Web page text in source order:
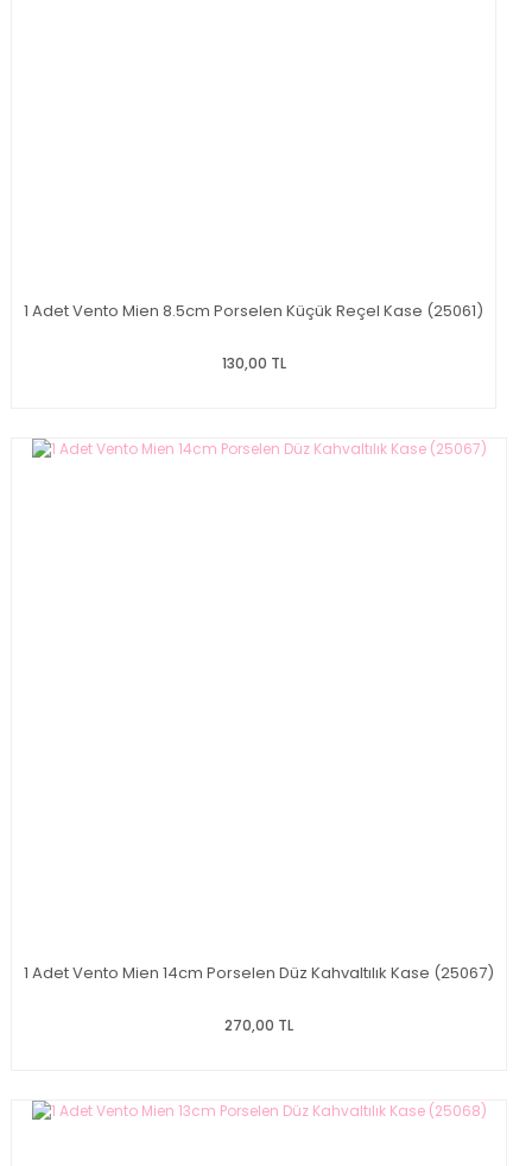
1 Adet Vento Mien 8.5cm Porselen Küçük Reçel Kase (25061)
130,00 TL
1 Adet Vento Mien 14cm Porselen Düz Kahvaltılık Kase (25067)
270,00 TL